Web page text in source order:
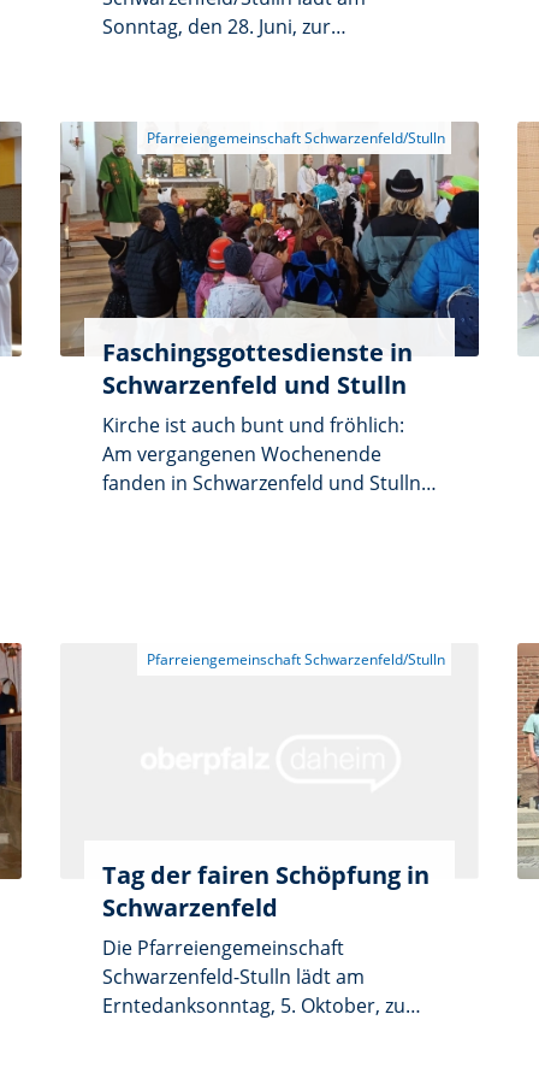
Sonntag, den 28. Juni, zur
von 6 Uhr bis 6.40 Uhr eine Rast in
Jeding eingeplant. Nach Ankunft am
Mariahilfberg findet um 10 Uhr ein
Pilgergottesdienst statt.
Pfarreiengemeinschaft Schwarzenfeld/Stulln
Faschingsgottesdienste in
Schwarzenfeld und Stulln
Kirche ist auch bunt und fröhlich:
Am vergangenen Wochenende
fanden in Schwarzenfeld und Stulln
waren kostümiert. Die Kleinen
Pfarreiengemeinschaft Schwarzenfeld/Stulln
Tag der fairen Schöpfung in
Schwarzenfeld
Die Pfarreiengemeinschaft
Schwarzenfeld-Stulln lädt am
Erntedanksonntag, 5. Oktober, zum